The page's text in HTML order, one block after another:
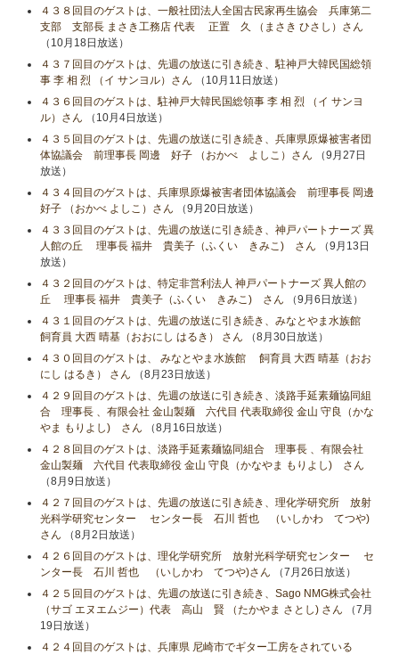
４３８回目のゲストは、一般社団法人全国古民家再生協会 兵庫第二
支部 支部長 まさき工務店 代表 正置 久 （まさき ひさし）さん
（10月18日放送）
４３７回目のゲストは、先週の放送に引き続き、駐神戸大韓民国総領
事 李 相 烈 （イ サンヨル）さん （10月11日放送）
４３６回目のゲストは、駐神戸大韓民国総領事 李 相 烈 （イ サンヨ
ル）さん （10月4日放送）
４３５回目のゲストは、先週の放送に引き続き、兵庫県原爆被害者団
体協議会 前理事長 岡邊 好子 （おかべ よしこ）さん （9月27日
放送）
４３４回目のゲストは、兵庫県原爆被害者団体協議会 前理事長 岡邊
好子 （おかべ よしこ）さん （9月20日放送）
４３３回目のゲストは、先週の放送に引き続き、神戸パートナーズ 異
人館の丘 理事長 福井 貴美子（ふくい きみこ) さん （9月13日
放送）
４３２回目のゲストは、特定非営利法人 神戸パートナーズ 異人館の
丘 理事長 福井 貴美子（ふくい きみこ) さん （9月6日放送）
４３１回目のゲストは、先週の放送に引き続き、みなとやま水族館
飼育員 大西 晴基（おおにし はるき） さん （8月30日放送）
４３０回目のゲストは、 みなとやま水族館 飼育員 大西 晴基（おお
にし はるき） さん （8月23日放送）
４２９回目のゲストは、先週の放送に引き続き、淡路手延素麺協同組
合 理事長 、有限会社 金山製麺 六代目 代表取締役 金山 守良（かな
やま もりよし) さん （8月16日放送）
４２８回目のゲストは、淡路手延素麺協同組合 理事長 、有限会社
金山製麺 六代目 代表取締役 金山 守良（かなやま もりよし) さん
（8月9日放送）
４２７回目のゲストは、先週の放送に引き続き、理化学研究所 放射
光科学研究センター センター長 石川 哲也 （いしかわ てつや)
さん （8月2日放送）
４２６回目のゲストは、理化学研究所 放射光科学研究センター セ
ンター長 石川 哲也 （いしかわ てつや)さん （7月26日放送）
４２５回目のゲストは、先週の放送に引き続き、Sago NMG株式会社
（サゴ エヌエムジー）代表 高山 賢 （たかやま さとし) さん （7月
19日放送）
４２４回目のゲストは、兵庫県 尼崎市でギター工房をされている